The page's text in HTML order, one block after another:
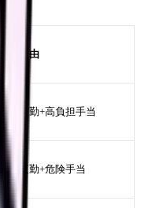
理由
夜勤+高負担手当
夜勤+危険手当